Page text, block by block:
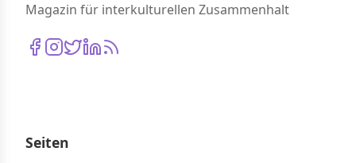
Magazin für interkulturellen Zusammenhalt
Seiten